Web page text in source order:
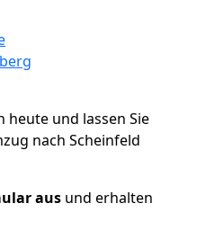
heute und lassen Sie
nach Scheinfeld
aus und erhalten